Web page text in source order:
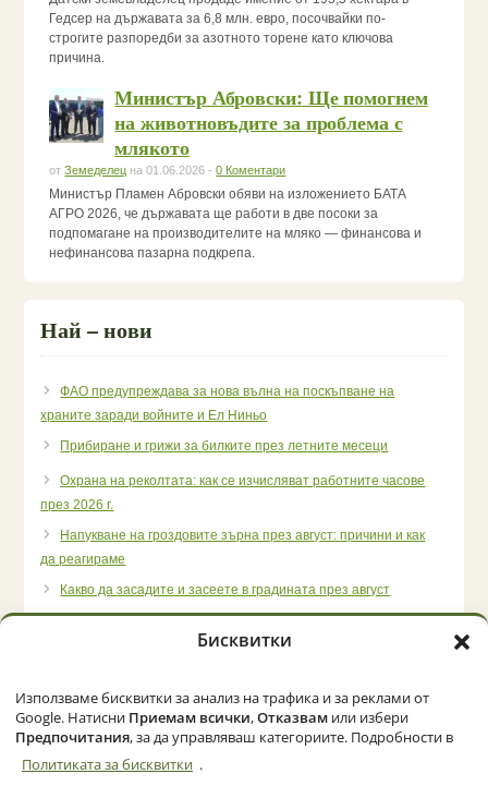
Бисквитки
Използваме бисквитки за анализ на трафика и за реклами от
Google. Натисни Приемам всички,Отказвам или избери
Предпочитания, за да управляваш категориите. Подробности в
Политиката за бисквитки .
Гедсер на държавата за 6,8 млн. евро, посочвайки по-
строгите разпоредби за азотното торене като ключова
причина.
Министър Абровски: Ще помогнем
на животновъдите за проблема с
млякото
отЗемеделец на 01.06.2026 -0 Коментари
Министър Пламен Абровски обяви на изложението БАТА
АГРО 2026, че държавата ще работи в две посоки за
подпомагане на производителите на мляко — финансова и
нефинансова пазарна подкрепа.
Най – нови
ФАО предупреждава за нова вълна на поскъпване на
храните заради войните и Ел Ниньо
Прибиране и грижи за билките през летните месеци
Охрана на реколтата: как се изчисляват работните часове
през 2026 г.
Напукване на гроздовите зърна през август: причини и как
да реагираме
Какво да засадите и засеете в градината през август
НачалоКатегорииПолитика за бисквитки (ЕС)